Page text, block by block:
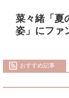
菜々緒「夏
姿」にファ
おすすめ記事